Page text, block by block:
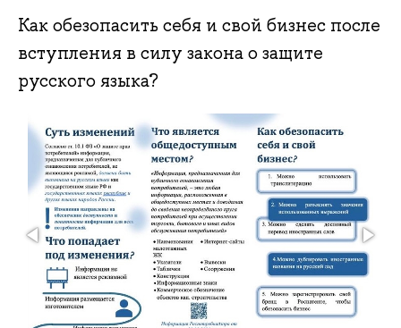
Как обезопасить себя и свой бизнес после
вступления в силу закона о защите
русского языка?